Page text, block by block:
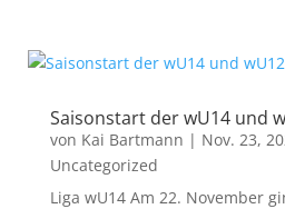
Saisonstart der wU14 und
von Kai Bartmann | Nov. 23,
Uncategorized
Liga wU14 Am 22. November